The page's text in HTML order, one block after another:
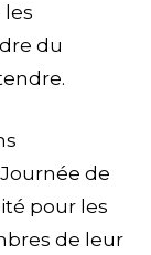
les
du
de
pour les
de leur